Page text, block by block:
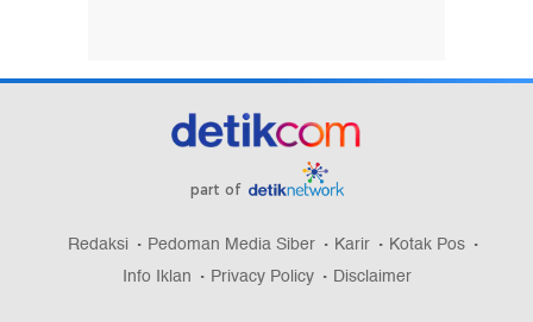
part of
Redaksi Pedoman Media Siber Karir
Kotak Pos
Info Iklan
Privacy Policy Disclaimer